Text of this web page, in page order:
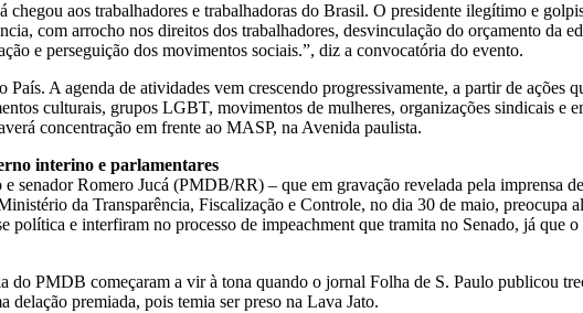
aos trabalhadores e trabalhadoras do Brasil. O presidente ilegítimo e
com arrocho nos direitos dos trabalhadores, desvinculação do orçamento da
e perseguição dos movimentos sociais.”, diz a convocatória do evento.
A agenda de atividades vem crescendo progressivamente, a partir de ações
culturais, grupos LGBT, movimentos de mulheres, organizações sindicais e
concentração em frente ao MASP, na Avenida paulista.
interino e parlamentares
senador Romero Jucá (PMDB/RR) – que em gravação revelada pela imprensa
da Transparência, Fiscalização e Controle, no dia 30 de maio, preocupa
política e interfiram no processo de impeachment que tramita no Senado, já
do PMDB começaram a vir à tona quando o jornal Folha de S. Paulo publicou
delação premiada, pois temia ser preso na Lava Jato.